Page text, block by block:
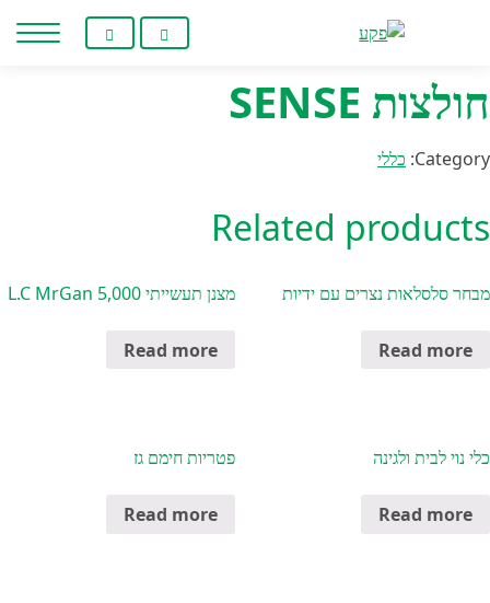
אינטרנט,
לחץ
כדי
לאזור
חולצות SENSE
Category: כללי
Related products
מבחר סלסלאות נצרים עם ידיות
Read more
מצנן תעשייתי 5,000 L.C MrGan
Read more
כלי נוי לבית ולגינה
Read more
פטריות חימם גז
Read more